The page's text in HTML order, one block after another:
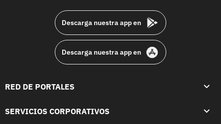
Descarga nuestra app en
Descarga nuestra app en
RED DE PORTALES
SERVICIOS CORPORATIVOS